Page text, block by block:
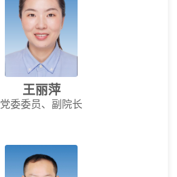
王丽萍
党委委员、副院长